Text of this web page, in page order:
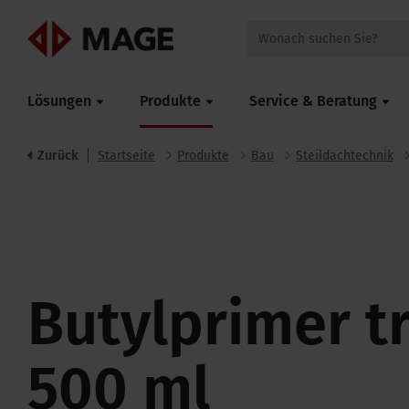
Mageroof
Lösungen Produkte Service & Beratung
Zurück Startseite Produkte Bau Steildachtechnik
Butylprimer
500 ml